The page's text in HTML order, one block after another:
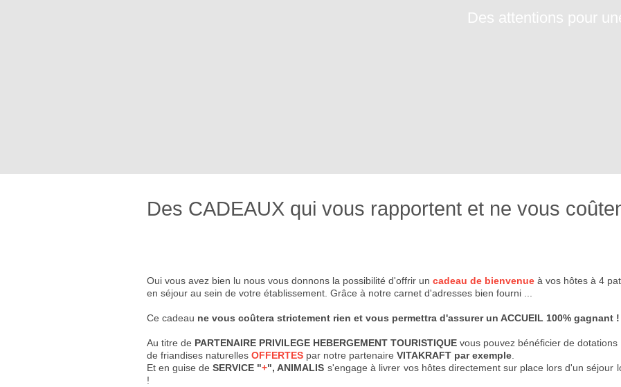
Des attentions pour
Des CADEAUX qui vous rapportent et ne vous
Oui vous avez bien lu nous vous donnons la possibilité d'offrir un cadeau de bienvenue à vos hôtes à 4
en séjour au sein de votre établissement. Grâce à notre carnet d'adresses bien fourni ...
Ce cadeau ne vous coûtera strictement rien et vous permettra d'assurer un ACCUEIL 100% gagnant !
Au titre de PARTENAIRE PRIVILEGE HEBERGEMENT TOURISTIQUE vous pouvez bénéficier de dotations
de friandises naturelles OFFERTES par notre partenaire VITAKRAFT par exemple
Et en guise de SERVICE "+", ANIMALIS s'engage à livrer vos hôtes directement sur place lors d'un séjour
!